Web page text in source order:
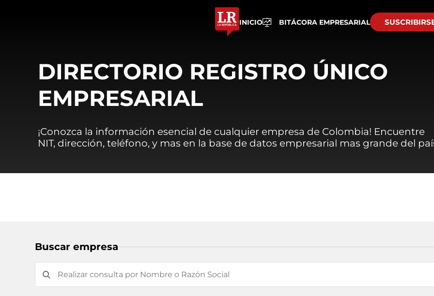
INICIO BITÁCORA EMPRESARIAL
DIRECTORIO REGISTRO ÚNICO
EMPRESARIAL
¡Conozca la información esencial de cualquier empresa de Colombia! Encuentre
NIT, dirección, teléfono, y mas en la base de datos empresarial mas grande del
Buscar empresa